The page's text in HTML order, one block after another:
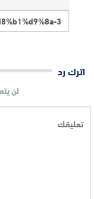
اترك رد
لن